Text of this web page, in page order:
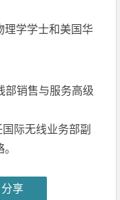
学学士和美国华
销售与服务高级
际无线业务部副
分享